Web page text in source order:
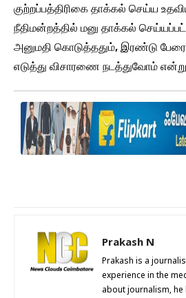
குற்றப்பத்திரிகை தாக்கல் செய்ய
நீதிமன்றத்தில் மனு தாக்கல்
அனுமதி கொடுத்ததும், இரண்டு
எடுத்து விசாரணை நடத்துவோம்
Prakash N
Prakash is a
experience in the
about journalism, he